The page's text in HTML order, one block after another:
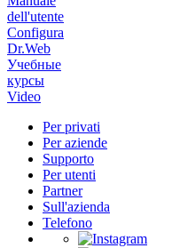
dell'utente
Configura
Dr.Web
Учебные
курсы
Video
Per privati
Per aziende
Supporto
Per utenti
Partner
Sull'azienda
Telefono